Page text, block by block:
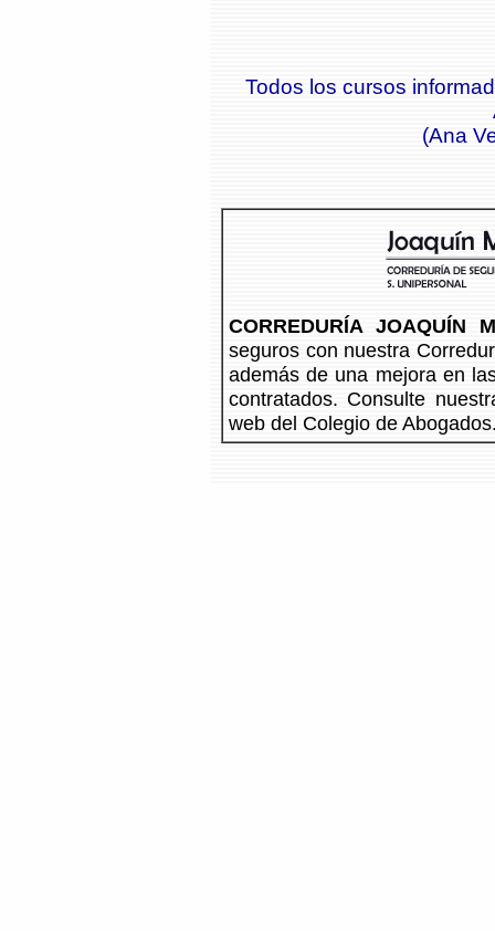
Todos los cursos
(Ana
CORREDURÍA JOAQUÍN
seguros con nuestra
además de una mejora en
contratados. Consulte
web del Colegio de